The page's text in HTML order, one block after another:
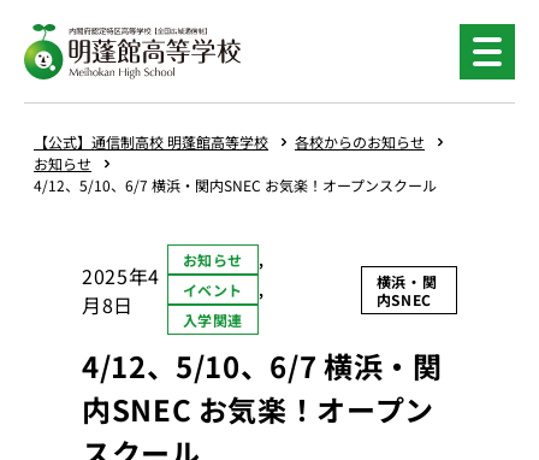
容
を
ス
【公式】通信制高校 明蓬館高等学校
各校からのお知らせ
お知らせ
4/12、5/10、6/7 横浜・関内SNEC お気楽！オープンスクール
2025年4
月8日
お知らせ
,
イベント
,
入学関連
横浜・関
内SNEC
4/12、5/10、6/7 横浜・関
内SNEC お気楽！オープン